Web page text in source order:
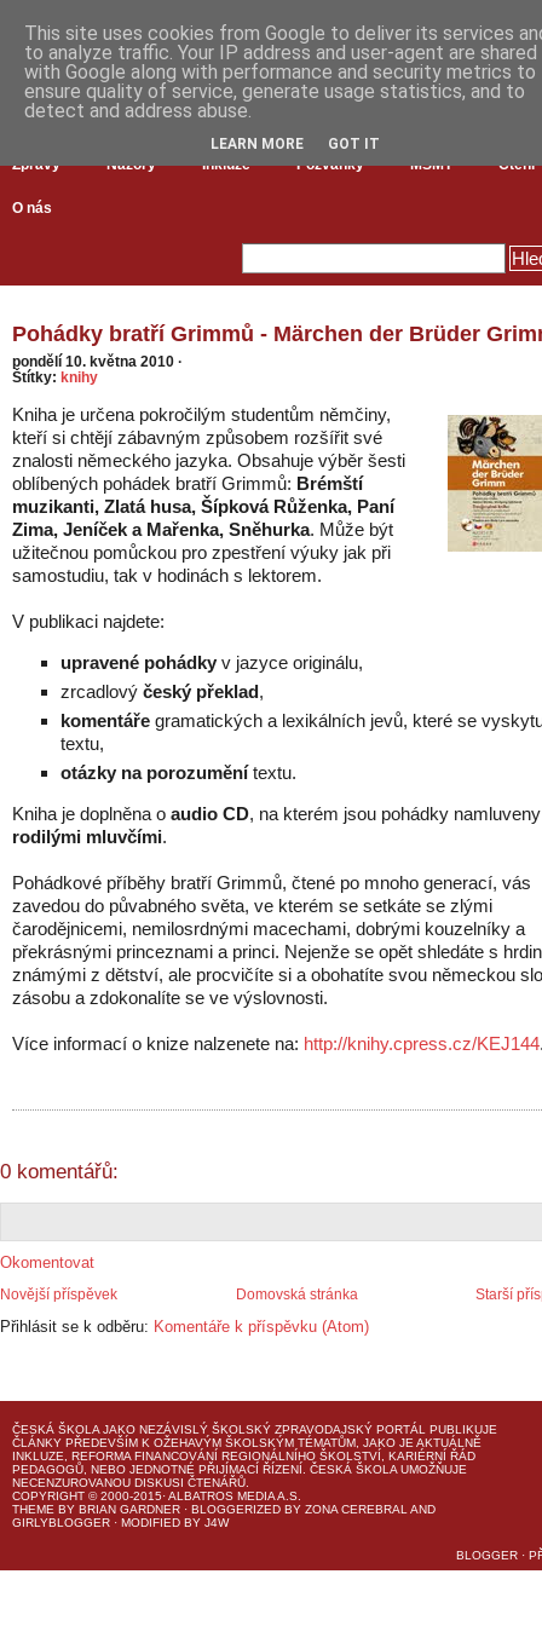
Zprávy Názory Inkluze Pozvánky MŠMT Čtení
O nás
Pohádky bratří Grimmů - Märchen der Brüder
pondělí 10. května 2010 ·
Štítky: knihy
Kniha je určena pokročilým studentům němčiny,
kteří si chtějí zábavným způsobem rozšířit své
znalosti německého jazyka. Obsahuje výběr šesti
oblíbených pohádek bratří Grimmů: Brémští
muzikanti, Zlatá husa, Šípková Růženka, Paní
Zima, Jeníček a Mařenka, Sněhurka. Může být
užitečnou pomůckou pro zpestření výuky jak při
samostudiu, tak v hodinách s lektorem.
V publikaci najdete:
upravené pohádky v jazyce originálu,
zrcadlový český překlad,
komentáře gramatických a lexikálních jevů, které se
textu,
otázky na porozuměnítextu.
Kniha je doplněna o audio CD, na kterém jsou pohádky namluveny
rodilými mluvčími.
Pohádkové příběhy bratří Grimmů, čtené po mnoho generací, vás
zavedou do půvabného světa, ve kterém se setkáte se zlými
čarodějnicemi, nemilosrdnými macechami, dobrými kouzelníky a
překrásnými princeznami a princi. Nejenže se opět shledáte s
známými z dětství, ale procvičíte si a obohatíte svou německou
zásobu a zdokonalíte se ve výslovnosti.
Více informací o knize nalzenete na: http://knihy.cpress.cz/KEJ144
0 komentářů:
Okomentovat
Novější příspěvek Starší
Domovská stránka
Přihlásit se k odběru: Komentáře k příspěvku (Atom)
ČESKÁ ŠKOLA JAKO NEZÁVISLÝ ŠKOLSKÝ ZPRAVODAJSKÝ PORTÁL PUBLIKUJE
ČLÁNKY PŘEDEVŠÍM K OŽEHAVÝM ŠKOLSKÝM TÉMATŮM, JAKO JE AKTUÁLNĚ
INKLUZE, REFORMA FINANCOVÁNÍ REGIONÁLNÍHO ŠKOLSTVÍ, KARIÉRNÍ ŘÁD
PEDAGOGŮ, NEBO JEDNOTNÉ PŘIJÍMACÍ ŘÍZENÍ. ČESKÁ ŠKOLA UMOŽŇUJE
NECENZUROVANOU DISKUSI ČTENÁŘŮ.
COPYRIGHT © 2000-2015· ALBATROS MEDIA A.S.
THEME BY BRIAN GARDNER · BLOGGERIZED BY ZONA CEREBRAL AND
GIRLYBLOGGER · MODIFIED BY J4W
BLOGGER ·
This site uses cookies from Google to deliver its services
to analyze traffic. Your IP address and user-agent are shared
with Google along with performance and security metrics to
ensure quality of service, generate usage statistics, and to
detect and address abuse.
LEARN MORE GOT IT